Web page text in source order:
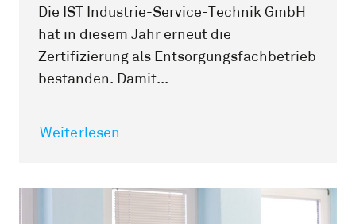
Die IST Industrie-Service-Technik GmbH
hat in diesem Jahr erneut die
Zertifizierung als Entsorgungsfachbetrieb
bestanden. Damit...
Weiterlesen